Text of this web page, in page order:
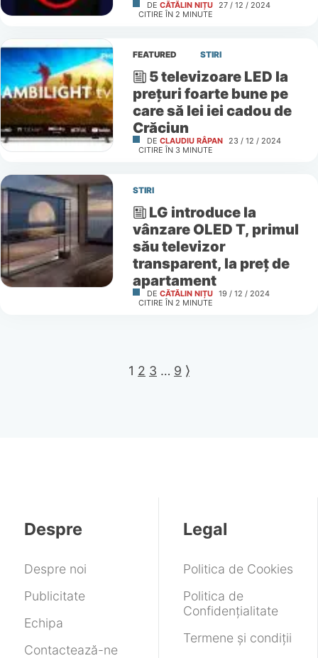
DE CĂTĂLIN NIȚU 27 / 12 / 2024
CITIRE ÎN 2 MINUTE
FEATURED STIRI
5 televizoare LED la
prețuri foarte bune pe
care să lei iei cadou de
Crăciun
DE CLAUDIU RÂPAN 23 / 12 / 2024
CITIRE ÎN 3 MINUTE
STIRI
LG introduce la
vânzare OLED T, primul
său televizor
transparent, la preț de
apartament
DE CĂTĂLIN NIȚU 19 / 12 / 2024
CITIRE ÎN 2 MINUTE
1 2 3 … 9 ⟩
Despre
Despre noi
Publicitate
Echipa
Contactează-ne
Legal
Politica de Cookies
Politica de
Confidențialitate
Termene și condiții